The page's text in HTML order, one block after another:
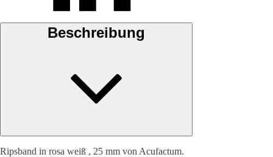
Beschreibung
Ripsband in rosa weiß , 25 mm von Acufactum.